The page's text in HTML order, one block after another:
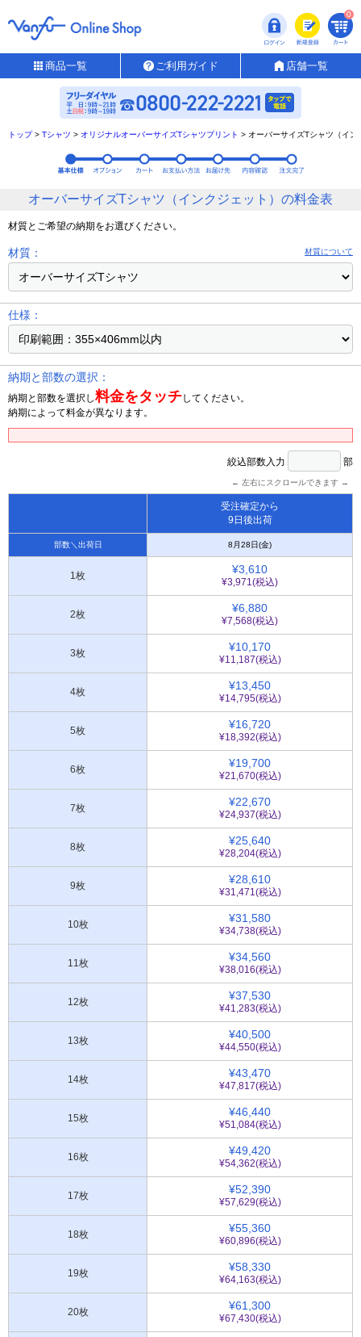
0
商品一覧 ご利用ガイド 店舗一覧
トップ > Tシャツ > オリジナルオーバーサイズTシャツプリント > オーバーサイズTシャツ（イ
オーバーサイズTシャツ（インクジェット）の料金表
材質とご希望の納期をお選びください。
材質： 材質について
仕様：
納期と部数の選択：
納期と部数を選択し料金をタッチしてください。
納期によって料金が異なります。
絞込部数入力 部
← 左右にスクロールできます →
受注確定から
9日後出荷
部数＼出荷日 8月28日(金)
1枚 ¥3,610
¥3,971(税込)
2枚 ¥6,880
¥7,568(税込)
3枚 ¥10,170
¥11,187(税込)
4枚 ¥13,450
¥14,795(税込)
5枚 ¥16,720
¥18,392(税込)
6枚 ¥19,700
¥21,670(税込)
7枚 ¥22,670
¥24,937(税込)
8枚 ¥25,640
¥28,204(税込)
9枚 ¥28,610
¥31,471(税込)
10枚 ¥31,580
¥34,738(税込)
11枚 ¥34,560
¥38,016(税込)
12枚 ¥37,530
¥41,283(税込)
13枚 ¥40,500
¥44,550(税込)
14枚 ¥43,470
¥47,817(税込)
15枚 ¥46,440
¥51,084(税込)
16枚 ¥49,420
¥54,362(税込)
17枚 ¥52,390
¥57,629(税込)
18枚 ¥55,360
¥60,896(税込)
19枚 ¥58,330
¥64,163(税込)
20枚 ¥61,300
¥67,430(税込)